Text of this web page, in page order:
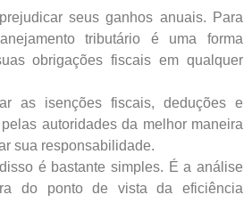
seus ganhos anuais. Para
tributário é uma forma
obrigações fiscais em qualquer
as isenções fiscais, deduções e
autoridades da melhor maneira
sua responsabilidade.
é bastante simples. É a análise
do ponto de vista da eficiência